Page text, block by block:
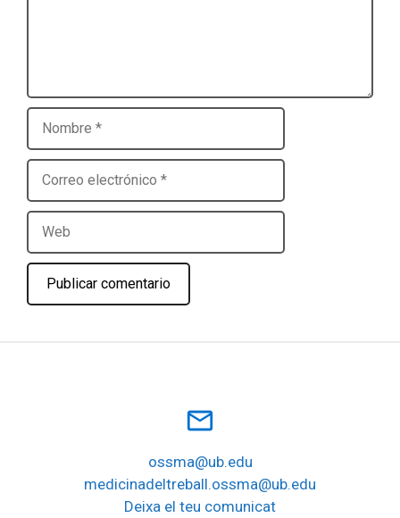
Nombre
Correo
electrónico
Web
mail_outline
ossma@ub.edu
medicinadeltreball.ossma@ub.edu
Deixa el teu comunicat